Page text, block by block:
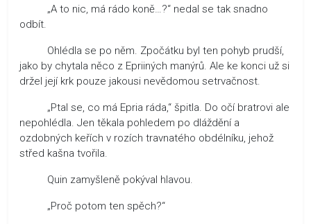
„A to nic, má rádo koně…?“ nedal se tak snadno
odbít.
Ohlédla se po něm. Zpočátku byl ten pohyb prudší,
jako by chytala něco z Epriiných manýrů. Ale ke konci už si
držel její krk pouze jakousi nevědomou setrvačnost.
„Ptal se, co má Epria ráda,“ špitla. Do očí bratrovi ale
nepohlédla. Jen těkala pohledem po dláždění a
ozdobných keřích v rozích travnatého obdélníku, jehož
střed kašna tvořila.
Quin zamyšleně pokýval hlavou.
„Proč potom ten spěch?“